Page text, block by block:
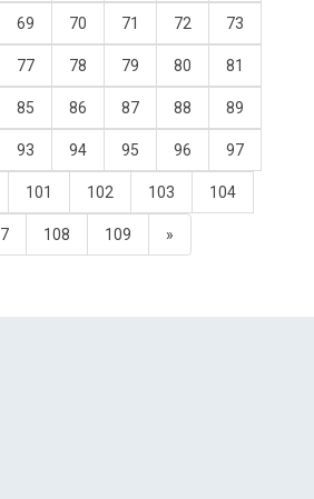
69 70 71 72 73
77 78 79 80 81
85 86 87 88 89
93 94 95 96 97
101 102 103 104
108 109 »